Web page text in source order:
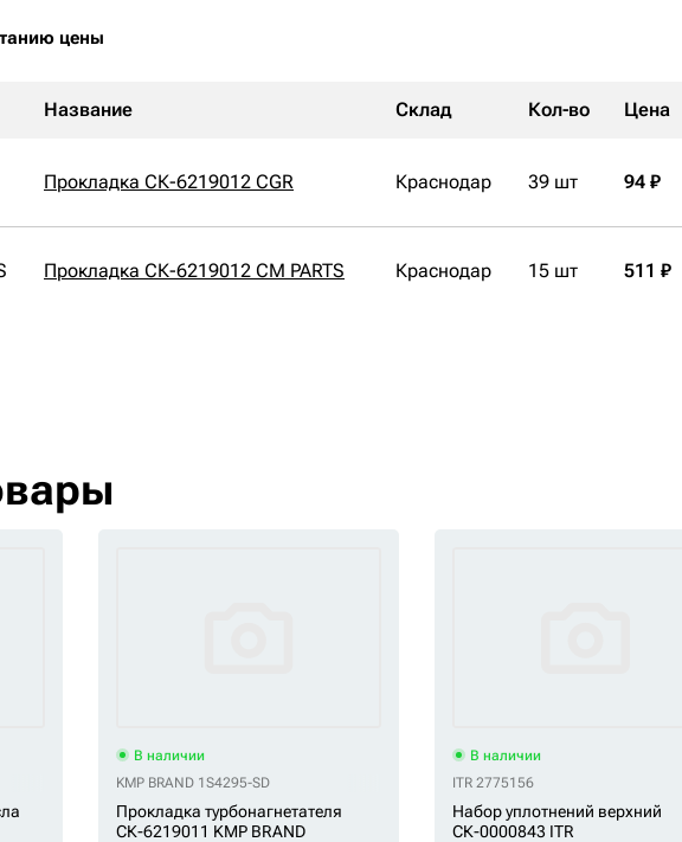
цены
Название Склад Кол-во Цена
Прокладка СК-6219012 CGR Краснодар 39 шт 94 ₽
Прокладка СК-6219012 CM PARTS Краснодар 15 шт 511 ₽
В наличии
KMP BRAND 1S4295-SD
Прокладка турбонагнетателя
СК-6219011 KMP BRAND
В наличии
ITR 2775156
Набор уплотнений верхний
СК-0000843 ITR